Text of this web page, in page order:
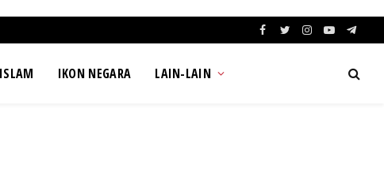
Facebook
TwitterInstagram
YouTube
IKON NEGARA LAIN-LAIN